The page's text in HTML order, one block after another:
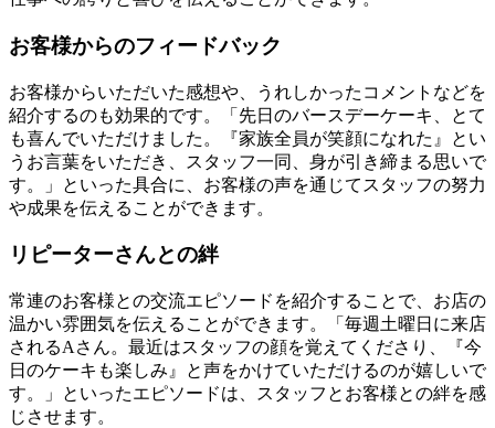
お客様からのフィードバック
お客様からいただいた感想や、うれしかったコメントなどを
紹介するのも効果的です。「先日のバースデーケーキ、とて
も喜んでいただけました。『家族全員が笑顔になれた』とい
うお言葉をいただき、スタッフ一同、身が引き締まる思いで
す。」といった具合に、お客様の声を通じてスタッフの努力
や成果を伝えることができます。
リピーターさんとの絆
常連のお客様との交流エピソードを紹介することで、お店の
温かい雰囲気を伝えることができます。「毎週土曜日に来店
されるAさん。最近はスタッフの顔を覚えてくださり、『今
日のケーキも楽しみ』と声をかけていただけるのが嬉しいで
す。」といったエピソードは、スタッフとお客様との絆を感
じさせます。